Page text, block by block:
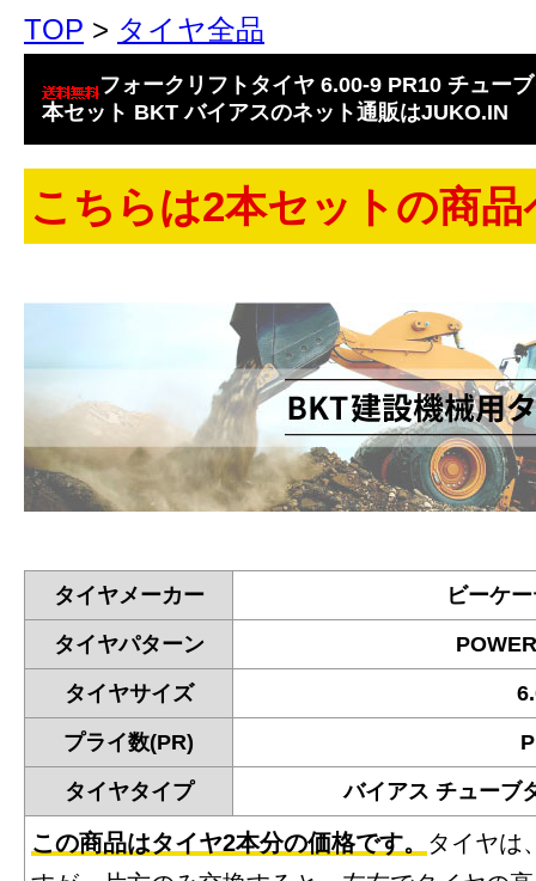
TOP > タイヤ全品
フォークリフトタイヤ 6.00-9 PR10 チュー
本セット BKT バイアスのネット通販はJUKO.IN
こちらは2本セットの商
タイヤメーカー ビーケ
タイヤパターン
タイヤサイズ
プライ数(PR)
タイヤタイプ バイアス チューブ
この商品はタイヤ2本分の価格です。 タイヤは